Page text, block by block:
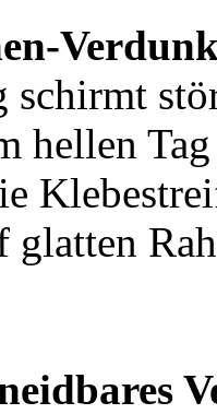
hellen
glatten